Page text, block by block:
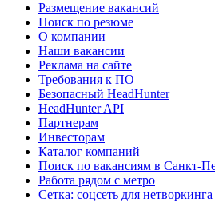
Размещение вакансий
Поиск по резюме
О компании
Наши вакансии
Реклама на сайте
Требования к ПО
Безопасный HeadHunter
HeadHunter API
Партнерам
Инвесторам
Каталог компаний
Поиск по вакансиям в Санкт-
Работа рядом с метро
Сетка: соцсеть для нетворкинга